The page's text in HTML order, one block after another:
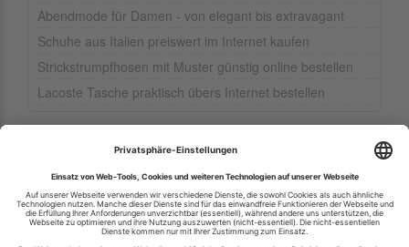
Abendmode für Damen - von elegant bis extravagant
Schuhe aus Italien preiswert im Internet kaufen
Strickstrumpfhosen mit Muster günstig online bestellen
Lacoste Tasche praktisch übers Internet bestellen
Ihren RSS-Feed veröffentlichen